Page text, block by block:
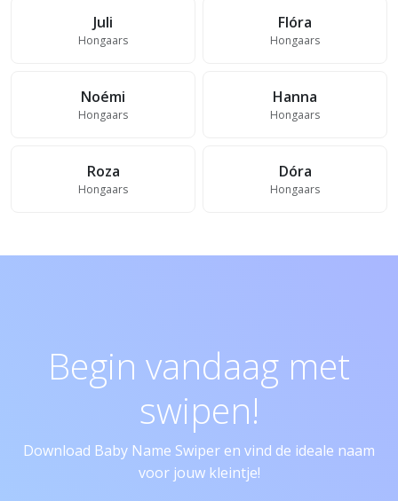
Juli
Hongaars
Flóra
Hongaars
Noémi
Hongaars
Hanna
Hongaars
Roza
Hongaars
Dóra
Hongaars
Begin vandaag met
swipen!
Download Baby Name Swiper en vind de ideale naam
voor jouw kleintje!